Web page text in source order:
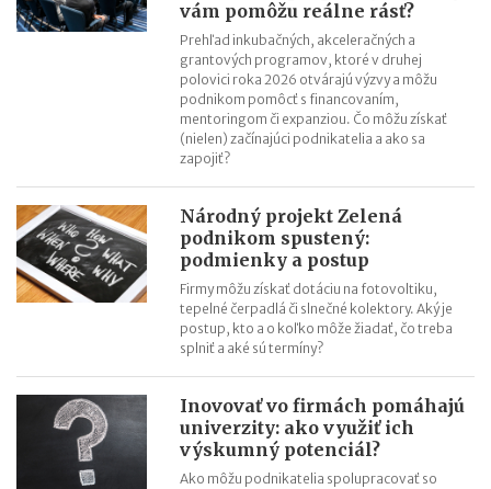
zdravia
Nové pravidlá kontroly PZP od 1.8.2026
Nárok na daňový bonus či platenie poistného: pravidlá a
termíny po skončení školského roka
OČR cez letné prázdniny a zmena tlačiva v roku 2026
vám pomôžu reálne rásť?
Prehľad inkubačných, akceleračných a
grantových programov, ktoré v druhej
polovici roka 2026 otvárajú výzvy a môžu
podnikom pomôcť s financovaním,
mentoringom či expanziou. Čo môžu získať
(nielen) začínajúci podnikatelia a ako sa
zapojiť?
Národný projekt Zelená
podnikom spustený:
podmienky a postup
Firmy môžu získať dotáciu na fotovoltiku,
tepelné čerpadlá či slnečné kolektory. Aký je
postup, kto a o koľko môže žiadať, čo treba
splniť a aké sú termíny?
Inovovať vo firmách pomáhajú
univerzity: ako využiť ich
výskumný potenciál?
Ako môžu podnikatelia spolupracovať so